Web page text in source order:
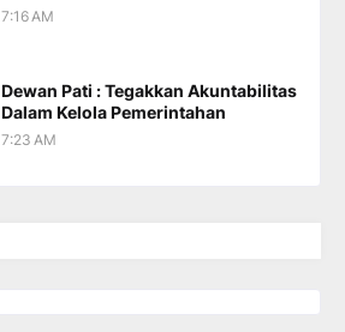
7:16 AM
Dewan Pati : Tegakkan Akuntabilitas
Dalam Kelola Pemerintahan
7:23 AM